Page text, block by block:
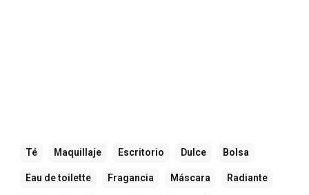
Té Maquillaje Escritorio Dulce Bolsa
Eau de toilette Fragancia Máscara Radiante